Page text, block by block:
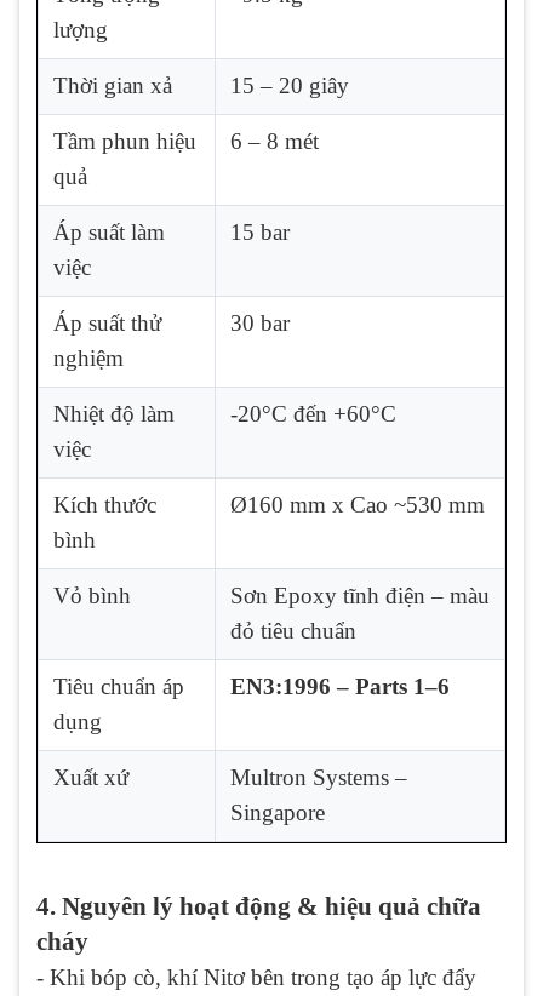
lượng
Thời gian xả 15 – 20 giây
Tầm phun hiệu
quả
6 – 8 mét
Áp suất làm
việc
15 bar
Áp suất thử
nghiệm
30 bar
Nhiệt độ làm
việc
-20°C đến +60°C
Kích thước
bình
Ø160 mm x Cao ~530 mm
Vỏ bình
Sơn Epoxy tĩnh điện – màu
đỏ tiêu chuẩn
Tiêu chuẩn áp
dụng
EN3:1996 – Parts 1–6
Xuất xứ
Multron Systems –
Singapore
4. Nguyên lý hoạt động & hiệu quả chữa
cháy
- Khi bóp cò, khí Nitơ bên trong tạo áp lực đẩy